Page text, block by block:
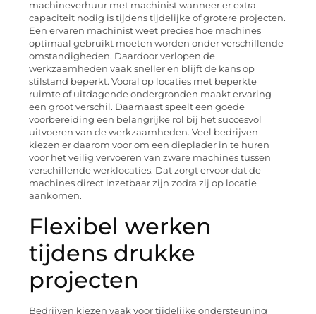
machineverhuur met machinist wanneer er extra
capaciteit nodig is tijdens tijdelijke of grotere projecten.
Een ervaren machinist weet precies hoe machines
optimaal gebruikt moeten worden onder verschillende
omstandigheden. Daardoor verlopen de
werkzaamheden vaak sneller en blijft de kans op
stilstand beperkt. Vooral op locaties met beperkte
ruimte of uitdagende ondergronden maakt ervaring
een groot verschil. Daarnaast speelt een goede
voorbereiding een belangrijke rol bij het succesvol
uitvoeren van de werkzaamheden. Veel bedrijven
kiezen er daarom voor om een dieplader in te huren
voor het veilig vervoeren van zware machines tussen
verschillende werklocaties. Dat zorgt ervoor dat de
machines direct inzetbaar zijn zodra zij op locatie
aankomen.
Flexibel werken
tijdens drukke
projecten
Bedrijven kiezen vaak voor tijdelijke ondersteuning